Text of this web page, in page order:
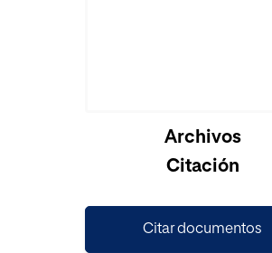
Archivos
Citación
Citar documentos